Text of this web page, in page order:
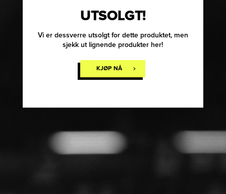
UTSOLGT!
Vi er dessverre utsolgt for dette produktet, men
sjekk ut lignende produkter her!
KJØP NÅ